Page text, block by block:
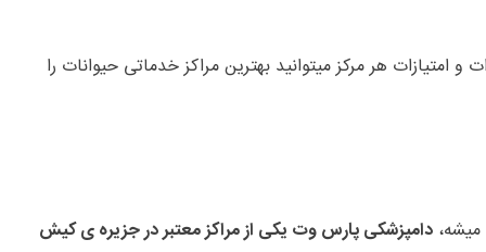
هر مرکز میتوانید بهترین مراکز خدماتی حیوانات را
دامپزشکی پارس وت یکی از مراکز معتبر در جزیره ی کیش